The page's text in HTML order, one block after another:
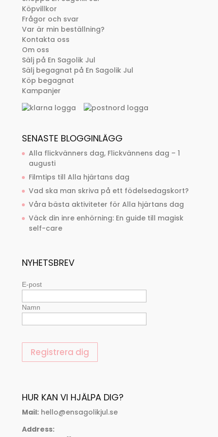
Köpvillkor
Frågor och svar
Var är min beställning?
Kontakta oss
Om oss
Sälj på En Sagolik Jul
Sälj begagnat på En Sagolik Jul
Köp begagnat
Kampanjer
SENASTE BLOGGINLÄGG
Alla flickvänners dag, Flickvännens dag – 1
augusti
Filmtips till Alla hjärtans dag
Vad ska man skriva på ett födelsedagskort?
Våra bästa aktiviteter för Alla hjärtans dag
Väck din inre enhörning: En guide till magisk
self-care
NYHETSBREV
E-post
Namn
HUR KAN VI HJÄLPA DIG?
Mail:hello@ensagolikjul.se
Address: